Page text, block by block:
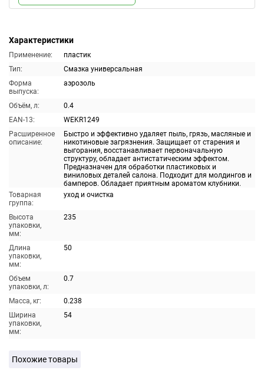
Характеристики
Применение:
пластик
Тип:
Смазка универсальная
Форма
выпуска:
аэрозоль
Объём, л:
0.4
EAN-13:
WEKR1249
Расширенное
описание:
Быстро и эффективно удаляет пыль, грязь, масляные и
никотиновые загрязнения. Защищает от старения и
выгорания, восстанавливает первоначальную
структуру, обладает антистатическим эффектом.
Предназначен для обработки пластиковых и
виниловых деталей салона. Подходит для молдингов и
бамперов. Обладает приятным ароматом клубники.
Товарная
группа:
уход и очистка
Высота
упаковки,
мм:
235
Длина
упаковки,
мм:
50
Объем
упаковки, л:
0.7
Масса, кг:
0.238
Ширина
упаковки,
мм:
54
Похожие товары